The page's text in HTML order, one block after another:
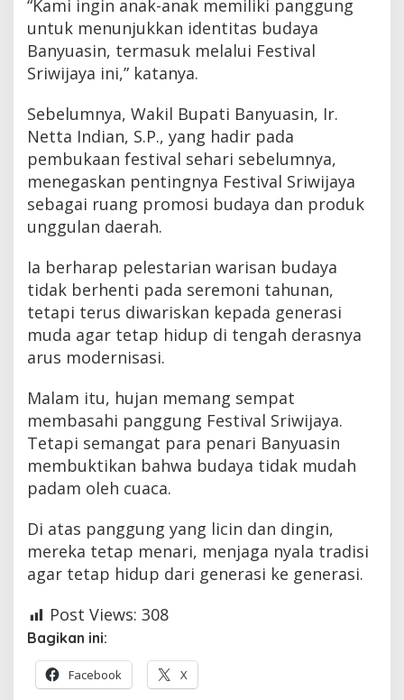
“Kami ingin anak-anak memiliki panggung
untuk menunjukkan identitas budaya
Banyuasin, termasuk melalui Festival
Sriwijaya ini,” katanya.
Sebelumnya, Wakil Bupati Banyuasin, Ir.
Netta Indian, S.P., yang hadir pada
pembukaan festival sehari sebelumnya,
menegaskan pentingnya Festival Sriwijaya
sebagai ruang promosi budaya dan produk
unggulan daerah.
Ia berharap pelestarian warisan budaya
tidak berhenti pada seremoni tahunan,
tetapi terus diwariskan kepada generasi
muda agar tetap hidup di tengah derasnya
arus modernisasi.
Malam itu, hujan memang sempat
membasahi panggung Festival Sriwijaya.
Tetapi semangat para penari Banyuasin
membuktikan bahwa budaya tidak mudah
padam oleh cuaca.
Di atas panggung yang licin dan dingin,
mereka tetap menari, menjaga nyala tradisi
agar tetap hidup dari generasi ke generasi.
Post Views: 308
Bagikan ini:
Facebook X